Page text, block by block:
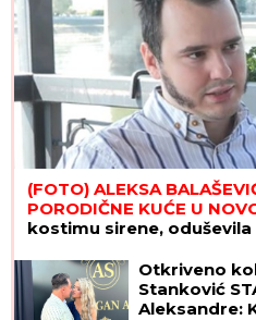
(FOTO) ALEKSA
PORODIČNE KUĆE U
kostimu sirene,
Otkriveno
Stanković
Aleksandre: